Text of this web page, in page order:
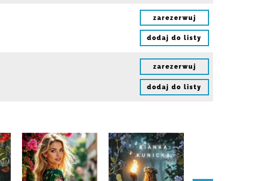
zarezerwuj
dodaj do listy
zarezerwuj
dodaj do listy